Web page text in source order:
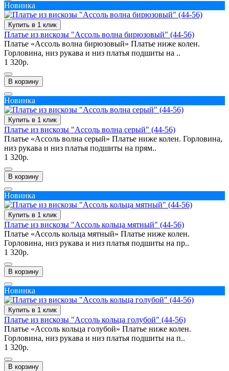
Новинка
Купить в 1 клик
Платье из вискозы "Ассоль волна бирюзовый" (44-56)
Платье «Ассоль волна бирюзовый» Платье ниже колен.
Горловина, низ рукава и низ платья подшиты на ..
1 320р.
В корзину
Новинка
Купить в 1 клик
Платье из вискозы "Ассоль волна серый" (44-56)
Платье «Ассоль волна серый» Платье ниже колен. Горловина,
низ рукава и низ платья подшиты на прям..
1 320р.
В корзину
Новинка
Купить в 1 клик
Платье из вискозы "Ассоль кольца мятный" (44-56)
Платье «Ассоль кольца мятный» Платье ниже колен.
Горловина, низ рукава и низ платья подшиты на пр..
1 320р.
В корзину
Новинка
Купить в 1 клик
Платье из вискозы "Ассоль кольца голубой" (44-56)
Платье «Ассоль кольца голубой» Платье ниже колен.
Горловина, низ рукава и низ платья подшиты на п..
1 320р.
В корзину